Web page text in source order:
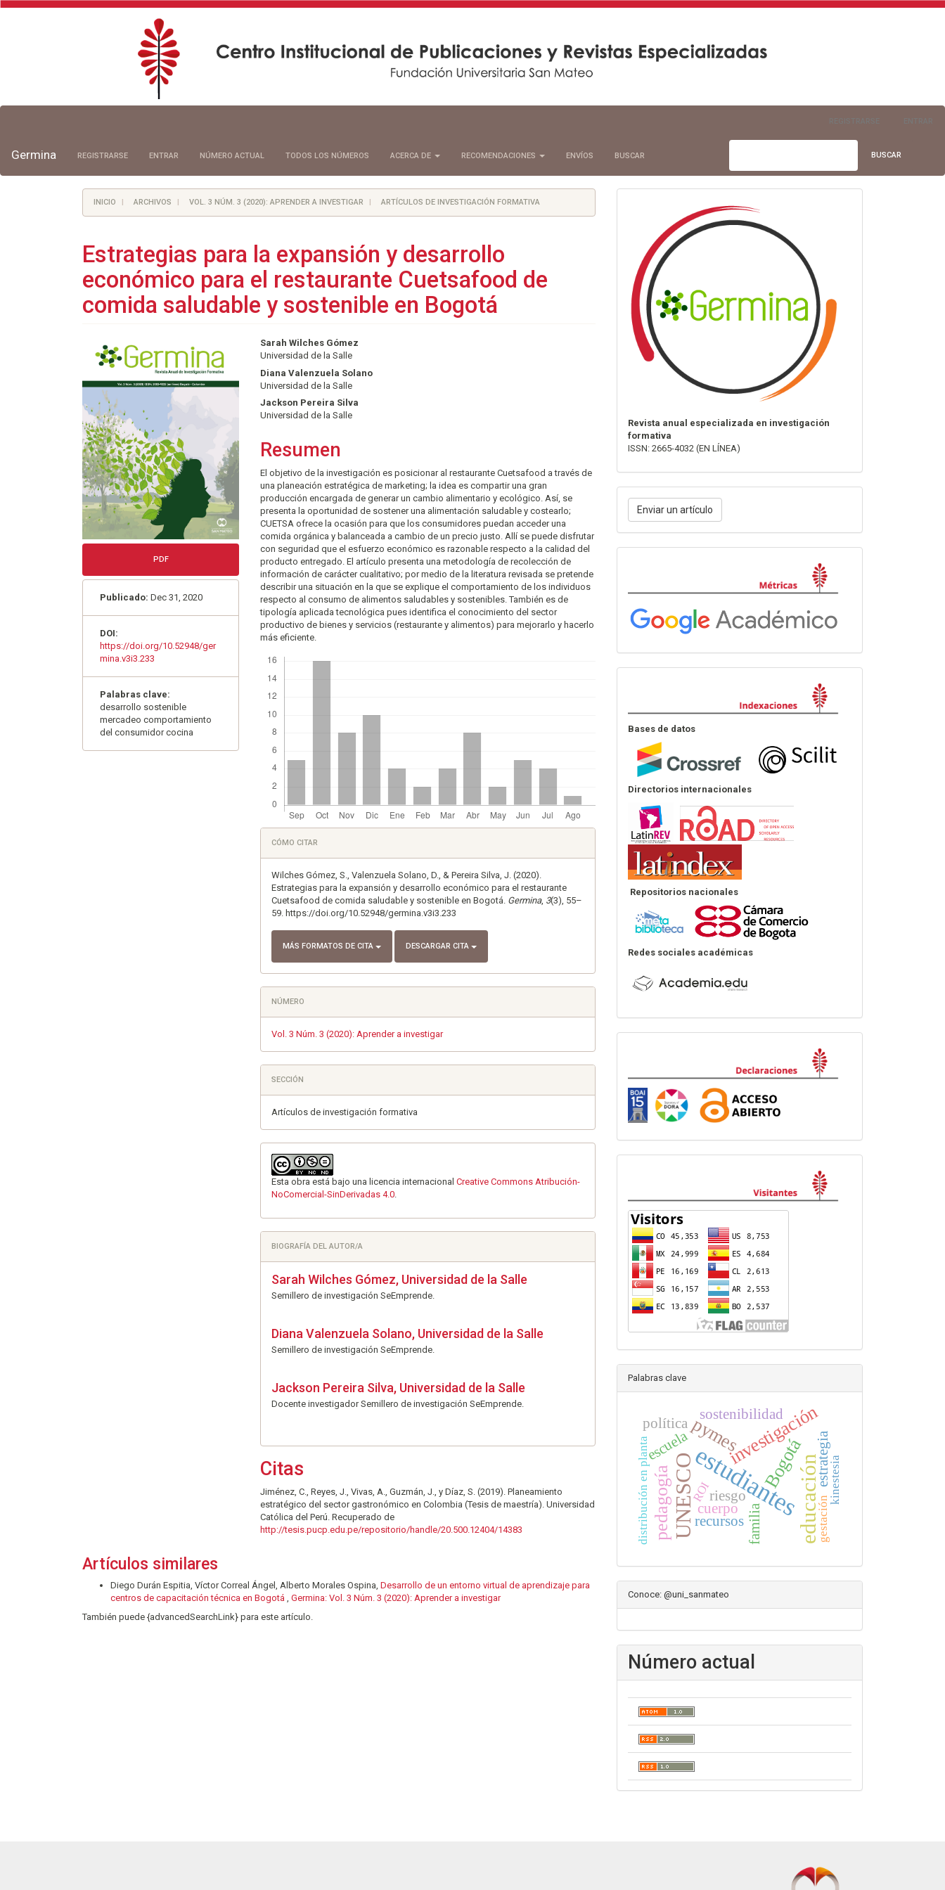
principal
Barra
lateral
Germina REGISTRARSE ENTRAR NÚMERO ACTUAL TODOS LOS NÚMEROS ACERCA DE RECOMENDACIONES ENVÍOS BUSCAR BUSCAR
INICIO ARCHIVOS VOL. 3 NÚM. 3 (2020): APRENDER A INVESTIGAR ARTÍCULOS DE INVESTIGACIÓN FORMATIVA
Estrategias para la expansión y desarrollo
económico para el restaurante Cuetsafood de
comida saludable y sostenible en Bogotá
Barra
lateral
del
artículo
PDF
Publicado: Dec 31, 2020
DOI:
https://doi.org/10.52948/ger
mina.v3i3.233
Palabras clave:
desarrollo sostenible
mercadeo comportamiento
del consumidor cocina
Contenido
principal
del
artículo
Sarah Wilches Gómez
Universidad de la Salle
Diana Valenzuela Solano
Universidad de la Salle
Jackson Pereira Silva
Universidad de la Salle
Resumen
El objetivo de la investigación es posicionar al restaurante Cuetsafood a través de
una planeación estratégica de marketing; la idea es compartir una gran
producción encargada de generar un cambio alimentario y ecológico. Así, se
presenta la oportunidad de sostener una alimentación saludable y costearlo;
CUETSA ofrece la ocasión para que los consumidores puedan acceder una
comida orgánica y balanceada a cambio de un precio justo. Allí se puede disfrutar
con seguridad que el esfuerzo económico es razonable respecto a la calidad del
producto entregado. El artículo presenta una metodología de recolección de
información de carácter cualitativo; por medio de la literatura revisada se pretende
describir una situación en la que se explique el comportamiento de los individuos
respecto al consumo de alimentos saludables y sostenibles. También es de
tipología aplicada tecnológica pues identifica el conocimiento del sector
productivo de bienes y servicios (restaurante y alimentos) para mejorarlo y hacerlo
más eficiente.
Detalles
del
artículo
CÓMO CITAR
Wilches Gómez, S., Valenzuela Solano, D., & Pereira Silva, J. (2020).
Estrategias para la expansión y desarrollo económico para el restaurante
Cuetsafood de comida saludable y sostenible en Bogotá. Germina, 3(3), 55–
59. https://doi.org/10.52948/germina.v3i3.233
MÁS FORMATOS DE CITA DESCARGAR CITA
NÚMERO
Vol. 3 Núm. 3 (2020): Aprender a investigar
SECCIÓN
Artículos de investigación formativa
Esta obra está bajo una licencia internacionalCreative Commons Atribución-
NoComercial-SinDerivadas 4.0.
BIOGRAFÍA DEL AUTOR/A
Sarah Wilches Gómez, Universidad de la Salle
Semillero de investigación SeEmprende.
Diana Valenzuela Solano, Universidad de la Salle
Semillero de investigación SeEmprende.
Jackson Pereira Silva, Universidad de la Salle
Docente investigador Semillero de investigación SeEmprende.
Citas
Jiménez, C., Reyes, J., Vivas, A., Guzmán, J., y Díaz, S. (2019). Planeamiento
estratégico del sector gastronómico en Colombia (Tesis de maestría). Universidad
Católica del Perú. Recuperado de
http://tesis.pucp.edu.pe/repositorio/handle/20.500.12404/14383
Artículos similares
Diego Durán Espitia, Víctor Correal Ángel, Alberto Morales Ospina, Desarrollo de un entorno virtual de aprendizaje para
centros de capacitación técnica en Bogotá , Germina: Vol. 3 Núm. 3 (2020): Aprender a investigar
También puede {advancedSearchLink} para este artículo.
Revista anual especializada en investigación
formativa
ISSN: 2665-4032 (EN LÍNEA)
Enviar
un
artículo
Enviar un artículo
Bases de datos
Directorios internacionales
Repositorios nacionales
Redes sociales académicas
Palabras clave
estudianteseducación
UNESCO
investigación
pedagogía
Bogotá
pymes
escuela
riesgo
política
cuerpo familia
sostenibilidad
recursos
estrategia
distribución en planta kinestesia
ROI
gestación
Conoce: @uni_sanmateo
Número actual